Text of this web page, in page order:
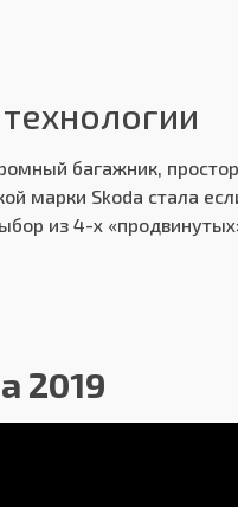
Дисковые
Дисковые
багажник,
марки Skoda стала
из 4-х
2019